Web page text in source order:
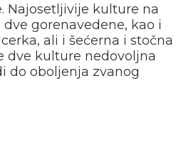
Najosetljivije kulture na
gorenavedene, kao i
ali i šećerna i stočna
dve kulture nedovoljna
do oboljenja zvanog